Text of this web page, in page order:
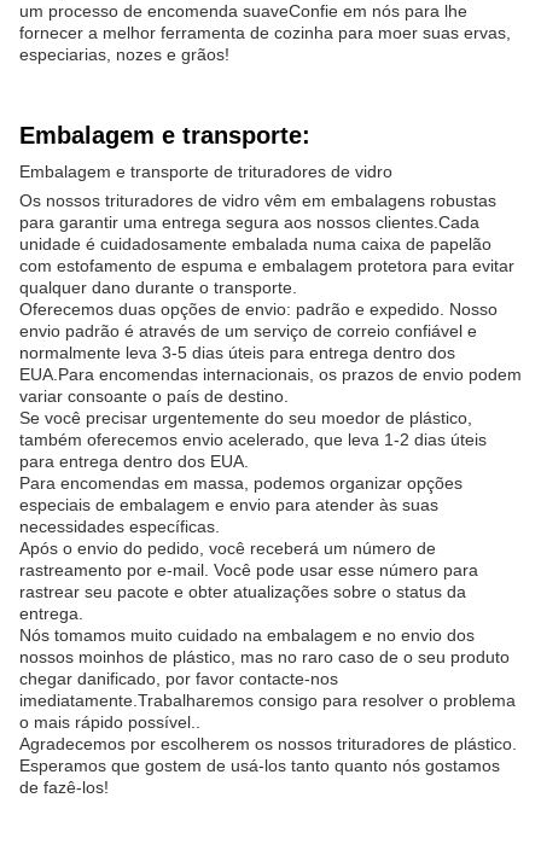
um processo de encomenda suaveConfie em nós para lhe
fornecer a melhor ferramenta de cozinha para moer suas ervas,
especiarias, nozes e grãos!
Embalagem e transporte:
Embalagem e transporte de trituradores de vidro
Os nossos trituradores de vidro vêm em embalagens robustas
para garantir uma entrega segura aos nossos clientes.Cada
unidade é cuidadosamente embalada numa caixa de papelão
com estofamento de espuma e embalagem protetora para evitar
qualquer dano durante o transporte.
Oferecemos duas opções de envio: padrão e expedido. Nosso
envio padrão é através de um serviço de correio confiável e
normalmente leva 3-5 dias úteis para entrega dentro dos
EUA.Para encomendas internacionais, os prazos de envio podem
variar consoante o país de destino.
Se você precisar urgentemente do seu moedor de plástico,
também oferecemos envio acelerado, que leva 1-2 dias úteis
para entrega dentro dos EUA.
Para encomendas em massa, podemos organizar opções
especiais de embalagem e envio para atender às suas
necessidades específicas.
Após o envio do pedido, você receberá um número de
rastreamento por e-mail. Você pode usar esse número para
rastrear seu pacote e obter atualizações sobre o status da
entrega.
Nós tomamos muito cuidado na embalagem e no envio dos
nossos moinhos de plástico, mas no raro caso de o seu produto
chegar danificado, por favor contacte-nos
imediatamente.Trabalharemos consigo para resolver o problema
o mais rápido possível..
Agradecemos por escolherem os nossos trituradores de plástico.
Esperamos que gostem de usá-los tanto quanto nós gostamos
de fazê-los!